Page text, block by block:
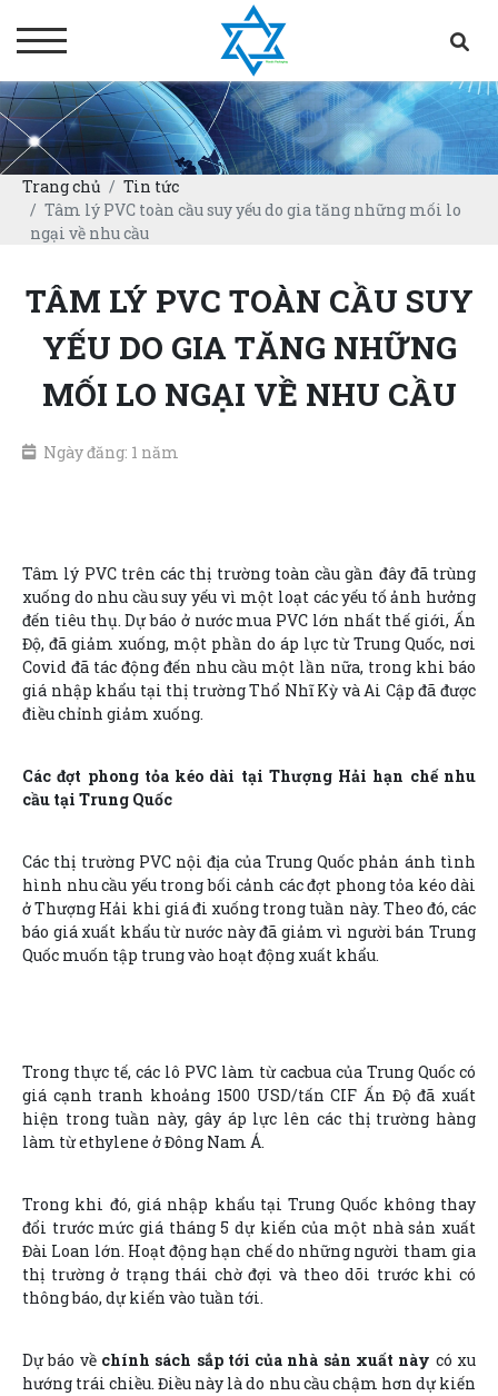
Trang chủ
Tin tức
Tâm lý PVC toàn cầu suy yếu do gia tăng những mối lo
ngại về nhu cầu
TÂM LÝ PVC TOÀN CẦU SUY
YẾU DO GIA TĂNG NHỮNG
MỐI LO NGẠI VỀ NHU CẦU
Ngày đăng: 1 năm
Tâm lý PVC trên các thị trường toàn cầu gần đây đã trùng
xuống do nhu cầu suy yếu vì một loạt các yếu tố ảnh hưởng
đến tiêu thụ. Dự báo ở nước mua PVC lớn nhất thế giới, Ấn
Độ, đã giảm xuống, một phần do áp lực từ Trung Quốc, nơi
Covid đã tác động đến nhu cầu một lần nữa, trong khi báo
giá nhập khẩu tại thị trường Thổ Nhĩ Kỳ và Ai Cập đã được
điều chỉnh giảm xuống.
Các đợt phong tỏa kéo dài tại Thượng Hải hạn chế nhu
cầu tại Trung Quốc
Các thị trường PVC nội địa của Trung Quốc phản ánh tình
hình nhu cầu yếu trong bối cảnh các đợt phong tỏa kéo dài
ở Thượng Hải khi giá đi xuống trong tuần này. Theo đó, các
báo giá xuất khẩu từ nước này đã giảm vì người bán Trung
Quốc muốn tập trung vào hoạt động xuất khẩu.
Trong thực tế, các lô PVC làm từ cacbua của Trung Quốc có
giá cạnh tranh khoảng 1500 USD/tấn CIF Ấn Độ đã xuất
hiện trong tuần này, gây áp lực lên các thị trường hàng
làm từ ethylene ở Đông Nam Á.
Trong khi đó, giá nhập khẩu tại Trung Quốc không thay
đổi trước mức giá tháng 5 dự kiến của một nhà sản xuất
Đài Loan lớn. Hoạt động hạn chế do những người tham gia
thị trường ở trạng thái chờ đợi và theo dõi trước khi có
thông báo, dự kiến vào tuần tới.
Dự báo về chính sách sắp tới của nhà sản xuất này có xu
hướng trái chiều. Điều này là do nhu cầu chậm hơn dự kiến